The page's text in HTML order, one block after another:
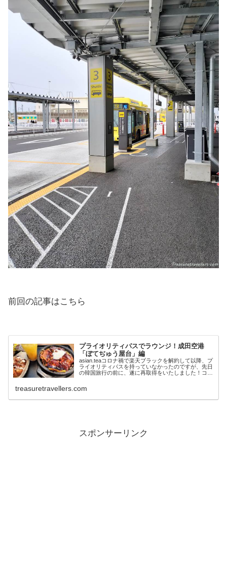
前回の記事はこちら
プライオリティパスでラウンジ！成田空港
「ぼてぢゅう屋台」編
asian.teaコロナ禍で楽天ブラックを解約して以降、プ
ライオリティパスを持っていなかったのですが、先日
の韓国旅行の前に、遂に再取得をいたしました！コロ
treasuretravellers.com
スポンサーリンク